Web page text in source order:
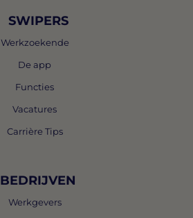
SWIPERS
Werkzoekende
De app
Functies
Vacatures
Carrière Tips
BEDRIJVEN
Werkgevers